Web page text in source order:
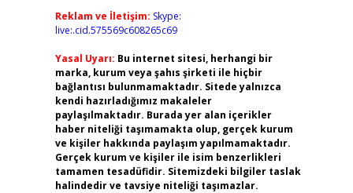
Reklam ve İletişim: Skype:
live:.cid.575569c608265c69
Yasal Uyarı: Bu internet sitesi, herhangi bir
marka, kurum veya şahıs şirketi ile hiçbir
bağlantısı bulunmamaktadır. Sitede yalnızca
kendi hazırladığımız makaleler
paylaşılmaktadır. Burada yer alan içerikler
haber niteliği taşımamakta olup, gerçek kurum
ve kişiler hakkında paylaşım yapılmamaktadır.
Gerçek kurum ve kişiler ile isim benzerlikleri
tamamen tesadüfidir. Sitemizdeki bilgiler taslak
halindedir ve tavsiye niteliği taşımazlar.